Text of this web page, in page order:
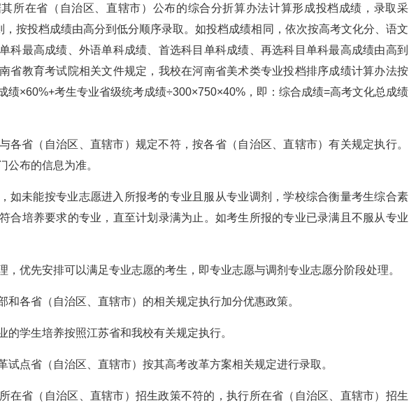
所在省（自治区、直辖市）公布的综合分折算办法计算形成投档成绩，录取采
，按投档成绩由高分到低分顺序录取。如投档成绩相同，依次按高考文化分、语文
科最高成绩、外语单科成绩、首选科目单科成绩、再选科目单科最高成绩由高到
省教育考试院相关文件规定，我校在河南省美术类专业投档排序成绩计算办法按
绩×60%+考生专业省级统考成绩÷300×750×40%，即：综合成绩=高考文化总成绩
各省（自治区、直辖市）规定不符，按各省（自治区、直辖市）有关规定执行。
公布的信息为准。
如未能按专业志愿进入所报考的专业且服从专业调剂，学校综合衡量考生综合素
合培养要求的专业，直至计划录满为止。如考生所报的专业已录满且不服从专业
，优先安排可以满足专业志愿的考生，即专业志愿与调剂专业志愿分阶段处理。
和各省（自治区、直辖市）的相关规定执行加分优惠政策。
的学生培养按照江苏省和我校有关规定执行。
试点省（自治区、直辖市）按其高考改革方案相关规定进行录取。
在省（自治区、直辖市）招生政策不符的，执行所在省（自治区、直辖市）招生